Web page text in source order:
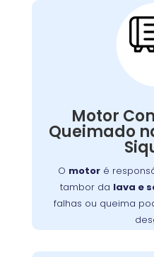
Motor
Queimado
O motor é
tambor da lava e
falhas ou queima
Motor
é crucial para o
. Falhas ou motor
desgaste
Sintomas
incluem ruídos
ou a
técnico
para reparo ou